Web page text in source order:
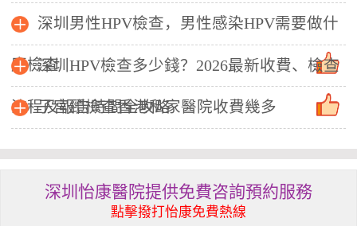
深圳男性HPV檢查，男性感染HPV需要做什
麼檢查深圳HPV檢查多少錢？2026最新收費、檢查
流程及報告時間全攻略
子宮頸檢查香港私家醫院收費幾多
深圳怡康醫院提供免費咨詢預約服務
點擊撥打怡康免費熱線